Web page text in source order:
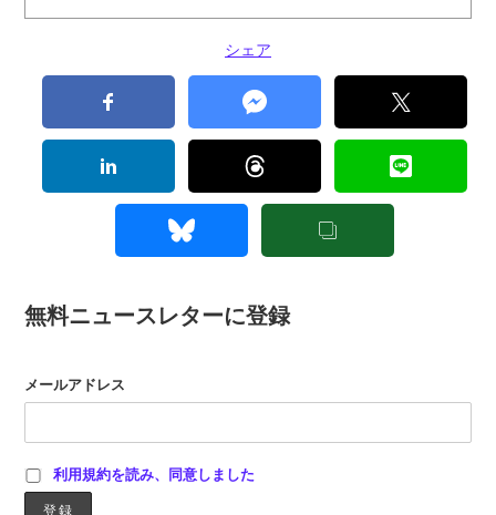
シェア
無料ニュースレターに登録
メールアドレス
利用規約を読み、同意しました